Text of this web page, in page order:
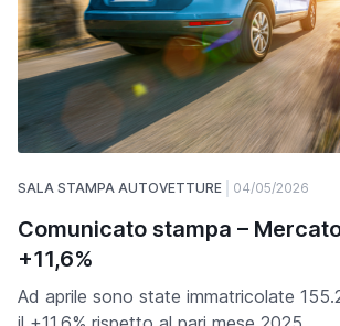
SALA STAMPA AUTOVETTURE 04/05/2026
Comunicato stampa –
+11,6%
Ad aprile sono state immatricolate